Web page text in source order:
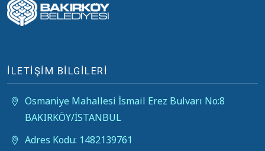
İLETİŞİM BİLGİLERİ
Osmaniye Mahallesi İsmail Erez Bulvarı No:8
BAKIRKÖY/İSTANBUL
Adres Kodu: 1482139761